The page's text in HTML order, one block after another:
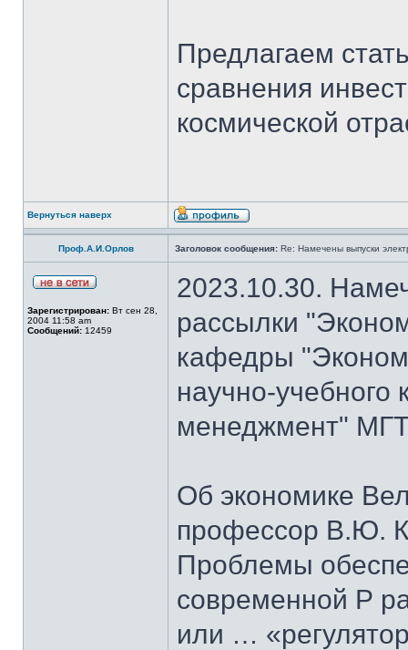
Предлагаем
сравнения
космической
Вернуться наверх
Проф.А.И.Орлов Заголовок сообщения: Re: Намечены выпуски
Зарегистрирован: Вт сен 28,
2004 11:58 am
Сообщений: 12459
2023.10.30.
рассылки
кафедры
научно-
менеджмент"
Об экономике
профессор В.Ю.
Проблемы
современной Р
или …